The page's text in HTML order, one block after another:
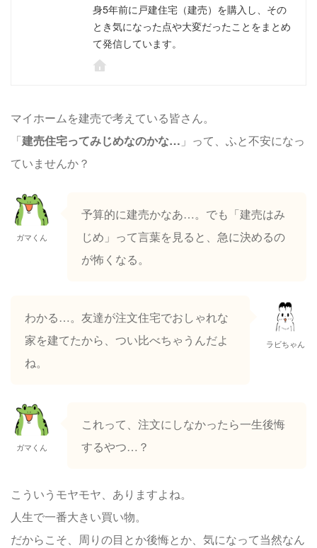
身5年前に戸建住宅（建売）を購入し、その
とき気になった点や大変だったことをまとめ
て発信しています。
マイホームを建売で考えている皆さん。
「建売住宅ってみじめなのかな… 」って、ふと不安になっ
ていませんか？
ガマくん
予算的に建売かなあ…。でも「建売はみ
じめ」って言葉を見ると、急に決めるの
が怖くなる。
わかる…。友達が注文住宅でおしゃれな
家を建てたから、つい比べちゃうんだよ
ね。
ラビちゃん
ガマくん
これって、注文にしなかったら一生後悔
するやつ…？
こういうモヤモヤ、ありますよね。
人生で一番大きい買い物。
だからこそ、周りの目とか後悔とか、気になって当然なん